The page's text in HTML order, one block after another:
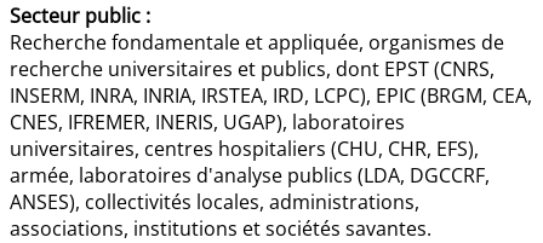
Secteur public :
Recherche fondamentale et appliquée, organismes de
recherche universitaires et publics, dont EPST (CNRS,
INSERM, INRA, INRIA, IRSTEA, IRD, LCPC), EPIC (BRGM, CEA,
CNES, IFREMER, INERIS, UGAP), laboratoires
universitaires, centres hospitaliers (CHU, CHR, EFS),
armée, laboratoires d'analyse publics (LDA, DGCCRF,
ANSES), collectivités locales, administrations,
associations, institutions et sociétés savantes.